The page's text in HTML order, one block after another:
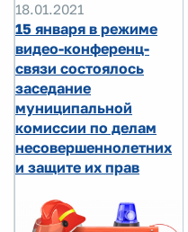
18.01.2021
15 января в режиме
видео-конференц-
связи состоялось
заседание
муниципальной
комиссии по делам
несовершеннолетних
и защите их прав